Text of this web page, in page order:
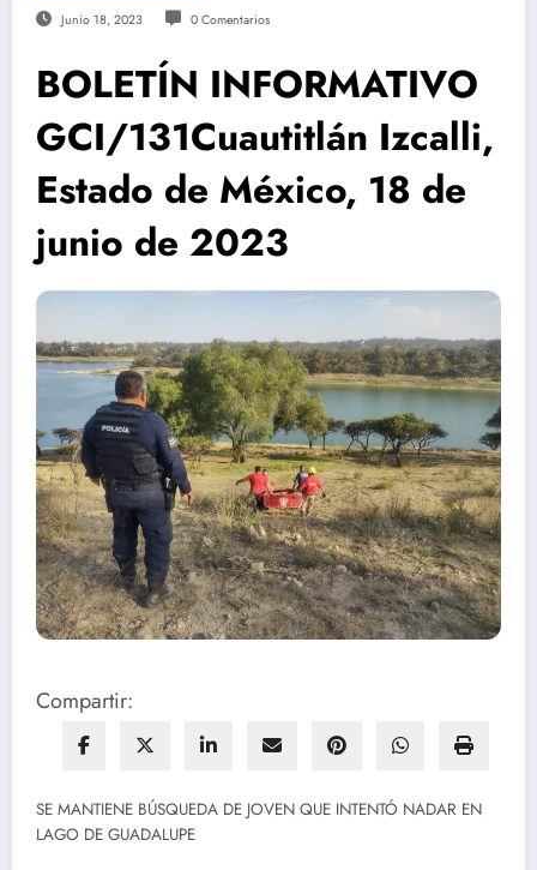
Junio 18, 2023 0 Comentarios
BOLETÍN INFORMATIVO
GCI/131Cuautitlán Izcalli,
Estado de México, 18 de
junio de 2023
Compartir:
SE MANTIENE BÚSQUEDA DE JOVEN QUE INTENTÓ NADAR EN
LAGO DE GUADALUPE